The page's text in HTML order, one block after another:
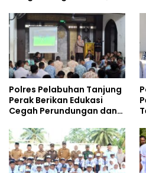
Kalangan Remaja
Polres Pelabuhan Tanjung
Perak Berikan Edukasi
Cegah Perundungan dan
kepada Pelajar MPLS